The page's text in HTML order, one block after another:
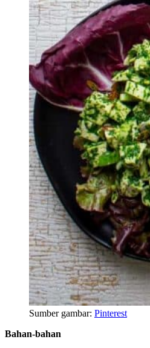
Sumber gambar: Pinterest
Bahan-bahan